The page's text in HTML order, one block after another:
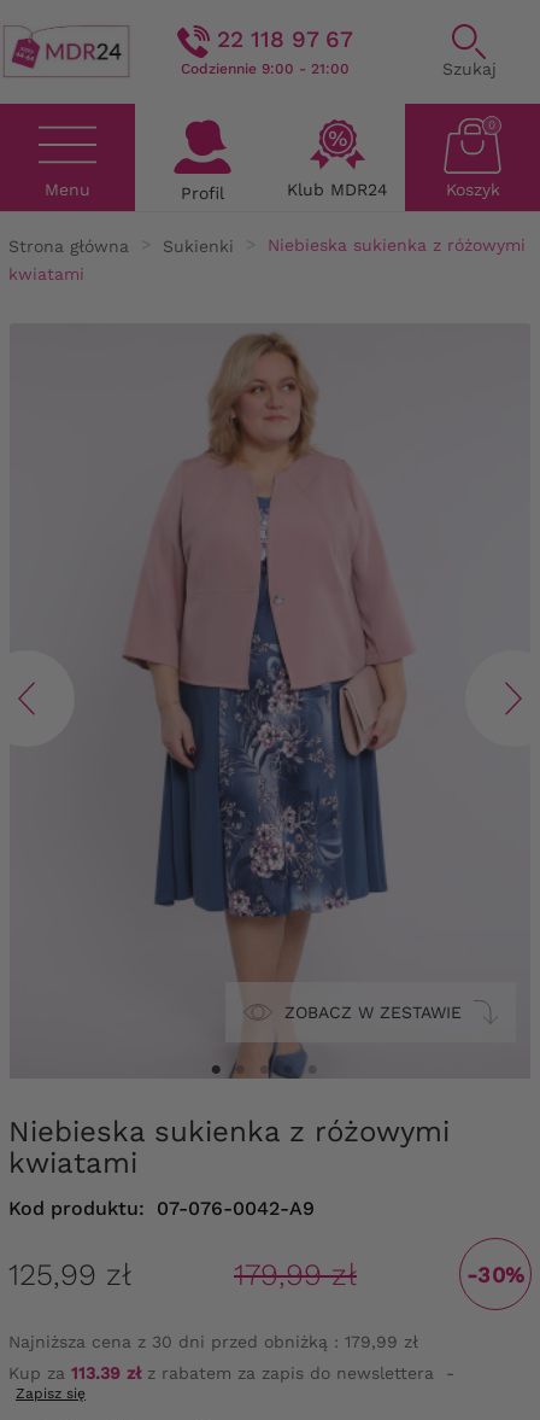
22 118 97 67
Codziennie 9:00 - 21:00 Szukaj
Menu Profil Klub MDR24 Koszyk
0
Strona główna Sukienki
Niebieska sukienka z różowymi
kwiatami
ZOBACZ W ZESTAWIE
Niebieska sukienka z różowymi
kwiatami
Kod produktu: 07-076-0042-A9
125,99 zł 179,99 zł -30%
Najniższa cena z 30 dni przed obniżką : 179,99 zł
Kup za 113.39 złz rabatem za zapis do newslettera -
Zapisz się